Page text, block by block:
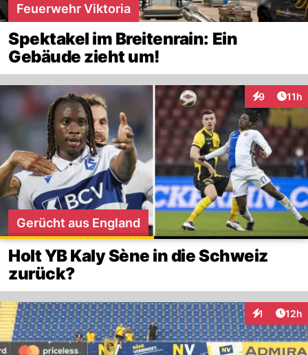
Feuerwehr Viktoria
Spektakel im Breitenrain: Ein
Gebäude zieht um!
9 11h
Gerücht aus England
Holt YB Kaly Sène in die Schweiz
zurück?
1 12h